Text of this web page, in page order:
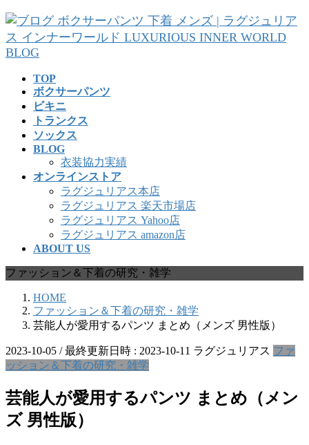
コ
ン
テ
ン
ナ
ビ
ゲ
ー
TOP
ボクサーパンツ
ビキニ
トランクス
ソックス
BLOG
衣装協力実績
オンラインストア
ラグジュリアス本店
ラグジュリアス 楽天市場店
ラグジュリアス Yahoo店
ラグジュリアス amazon店
ABOUT US
ファッション＆下着の研究・雑学
HOME
ファッション＆下着の研究・雑学
芸能人が愛用するパンツ まとめ（メンズ 男性版）
2023-10-05 / 最終更新日時 : 2023-10-11 ラグジュリアス ファ
ッション＆下着の研究・雑学
芸能人が愛用するパンツ まとめ（メン
ズ 男性版）